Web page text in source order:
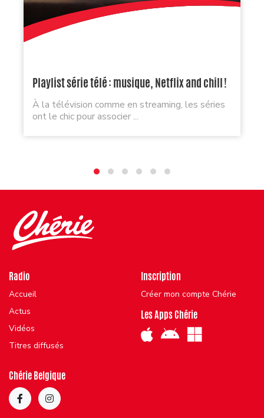
Playlist série télé : musique, Netflix and chill !
À la télévision comme en streaming, les séries
ont le chic pour associer ...
Radio
Accueil
Actus
Vidéos
Titres diffusés
Inscription
Créer mon compte Chérie
Les Apps Chérie
Chérie Belgique